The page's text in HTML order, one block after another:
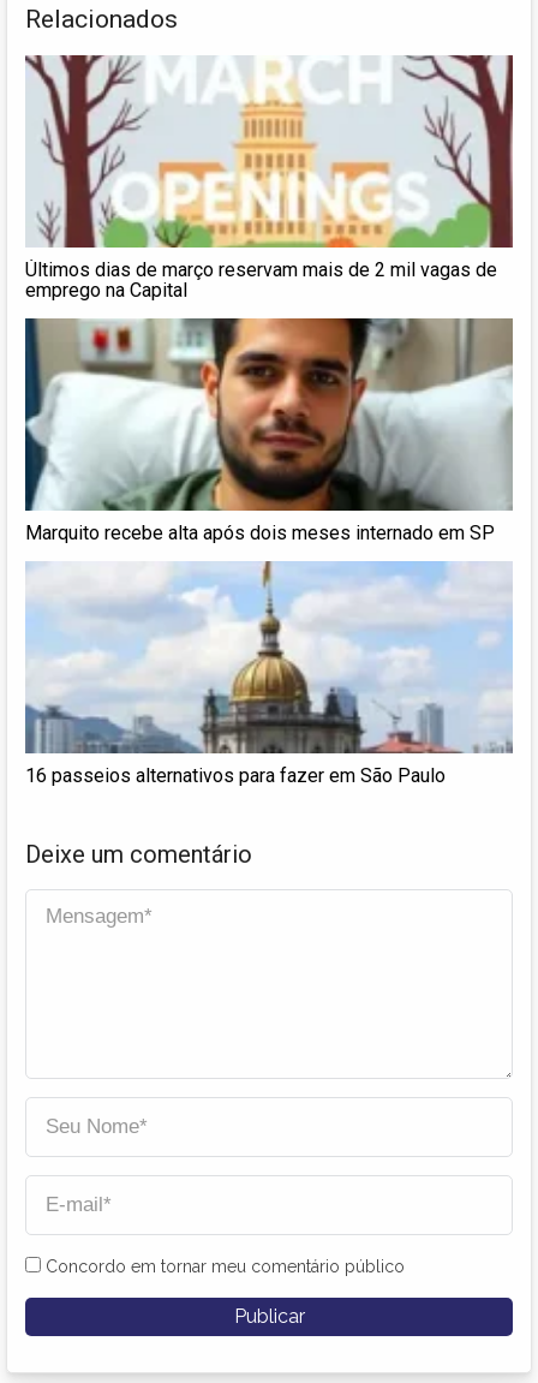
Relacionados
Últimos dias de março reservam mais de 2 mil vagas de
emprego na Capital
Marquito recebe alta após dois meses internado em SP
16 passeios alternativos para fazer em São Paulo
Deixe um comentário
Concordo em tornar meu comentário público